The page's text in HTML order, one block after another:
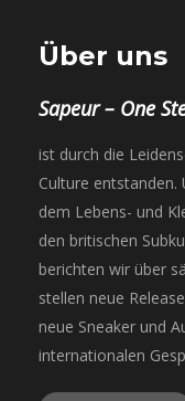
Über uns
Sapeur – One
ist durch die
Culture entstanden.
dem Lebens- und
den britischen
berichten wir über
stellen neue
neue Sneaker und
internationalen